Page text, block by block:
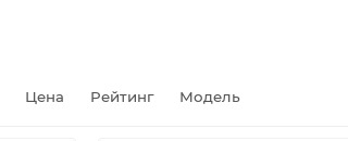
Цена Рейтинг Модель